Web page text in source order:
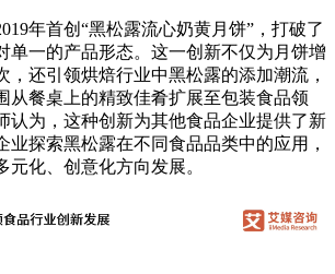
年首创“黑松露流心奶黄月饼”，打破了
单一的产品形态。这一创新不仅为月饼增
，还引领烘焙行业中黑松露的添加潮流，
从餐桌上的精致佳肴扩展至包装食品领
认为，这种创新为其他食品企业提供了新
业探索黑松露在不同食品品类中的应用，
元化、创意化方向发展。